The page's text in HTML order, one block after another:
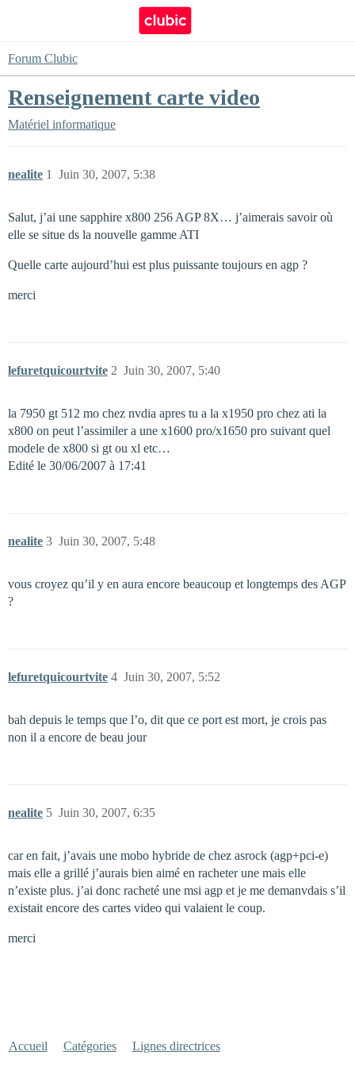
Forum Clubic
Renseignement carte video
Matériel informatique
nealite Juin 30, 2007, 5:38
1
Salut, j’ai une sapphire x800 256 AGP 8X… j’aimerais savoir où
elle se situe ds la nouvelle gamme ATI
Quelle carte aujourd’hui est plus puissante toujours en agp ?
merci
lefuretquicourtvite Juin 30, 2007, 5:40
2
la 7950 gt 512 mo chez nvdia apres tu a la x1950 pro chez ati la
x800 on peut l’assimiler a une x1600 pro/x1650 pro suivant quel
modele de x800 si gt ou xl etc…
Edité le 30/06/2007 à 17:41
nealite Juin 30, 2007, 5:48
3
vous croyez qu’il y en aura encore beaucoup et longtemps des AGP
?
lefuretquicourtvite Juin 30, 2007, 5:52
4
bah depuis le temps que l’o, dit que ce port est mort, je crois pas
non il a encore de beau jour
nealite Juin 30, 2007, 6:35
5
car en fait, j’avais une mobo hybride de chez asrock (agp+pci-e)
mais elle a grillé j’aurais bien aimé en racheter une mais elle
n’existe plus. j’ai donc racheté une msi agp et je me demanvdais s’il
existait encore des cartes video qui valaient le coup.
merci
Accueil Catégories Lignes directrices